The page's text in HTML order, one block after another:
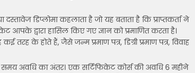
दस्तावेज डिप्लोमा कहलाता है जो यह बताता है कि प्राप्तकर्ता ने
आपके द्वारा हासिल किए गए ज्ञान को प्रमाणित करता है।
के होते हैं, जैसे जन्म प्रमाण पत्र, डिग्री प्रमाण पत्र, विवाह
अवधि का अंतर। एक सर्टिफिकेट कोर्स की अवधि 6 महीने